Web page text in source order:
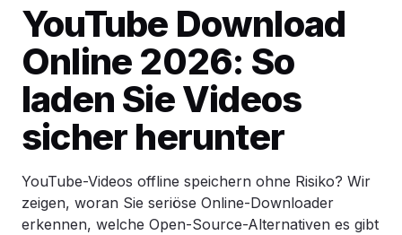
YouTube Download
Online 2026: So
laden Sie Videos
sicher herunter
YouTube-Videos offline speichern ohne Risiko? Wir
zeigen, woran Sie seriöse Online-Downloader
erkennen, welche Open-Source-Alternativen es gibt